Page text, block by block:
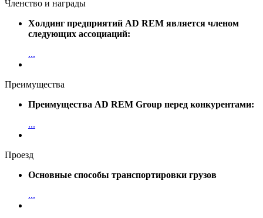
Членство и награды
Холдинг предприятий AD REM является членом
следующих ассоциаций:
...
Преимущества
Преимущества AD REM Group перед конкурентами:
...
Проезд
Основные способы транспортировки грузов
...